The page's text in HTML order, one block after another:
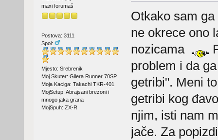
maxi forumaš
Postova: 3111
Spol:
Mjesto: Srebrenik
Moj Skuter: Gilera Runner 70SP
Moja Kaciga: Takachi TKR-401
MojSetup: Abrajsani brezoni i
mnogo jaka grana
MojSpuh: ZX-R
Otkako sam
ne okrece ono
nozicama
problem i da
getribi". Meni
getribi kog
njim, isti nam
jače. Za